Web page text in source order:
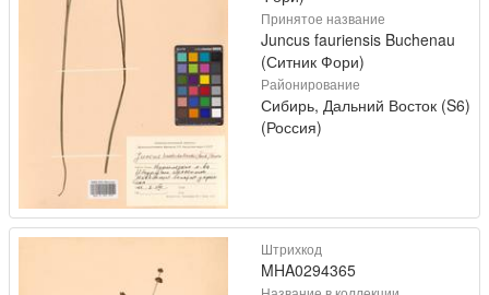
Принятое название
Juncus fauriensis Buchenau
(Ситник Фори)
Районирование
Сибирь, Дальний Восток (S6)
(Россия)
Штрихкод
MHA0294365